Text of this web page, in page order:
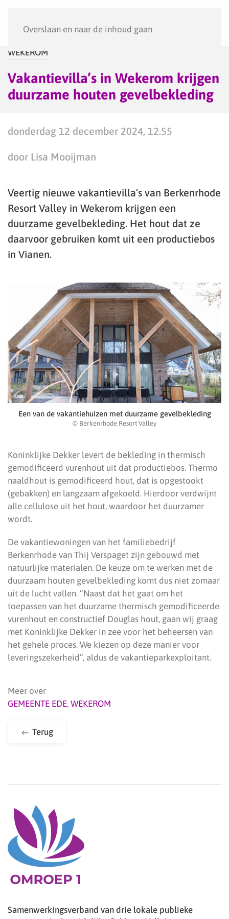
Overslaan en naar de inhoud gaan
WEKEROM
Vakantievilla’s in Wekerom krijgen
duurzame houten gevelbekleding
donderdag 12 december 2024, 12.55
door Lisa Mooijman
Veertig nieuwe vakantievilla’s van Berkenrhode
Resort Valley in Wekerom krijgen een
duurzame gevelbekleding. Het hout dat ze
daarvoor gebruiken komt uit een productiebos
in Vianen.
Een van de vakantiehuizen met duurzame gevelbekleding
© Berkenrhode Resort Valley
Koninklijke Dekker levert de bekleding in thermisch
gemodificeerd vurenhout uit dat productiebos. Thermo
naaldhout is gemodificeerd hout, dat is opgestookt
(gebakken) en langzaam afgekoeld. Hierdoor verdwijnt
alle cellulose uit het hout, waardoor het duurzamer
wordt.
De vakantiewoningen van het familiebedrijf
Berkenrhode van Thij Verspaget zijn gebouwd met
natuurlijke materialen. De keuze om te werken met de
duurzaam houten gevelbekleding komt dus niet zomaar
uit de lucht vallen. ”Naast dat het gaat om het
toepassen van het duurzame thermisch gemodificeerde
vurenhout en constructief Douglas hout, gaan wij graag
met Koninklijke Dekker in zee voor het beheersen van
het gehele proces. We kiezen op deze manier voor
leveringszekerheid”, aldus de vakantieparkexploitant.
Meer over
GEMEENTE EDE, WEKEROM
Terug
Samenwerkingsverband van drie lokale publieke